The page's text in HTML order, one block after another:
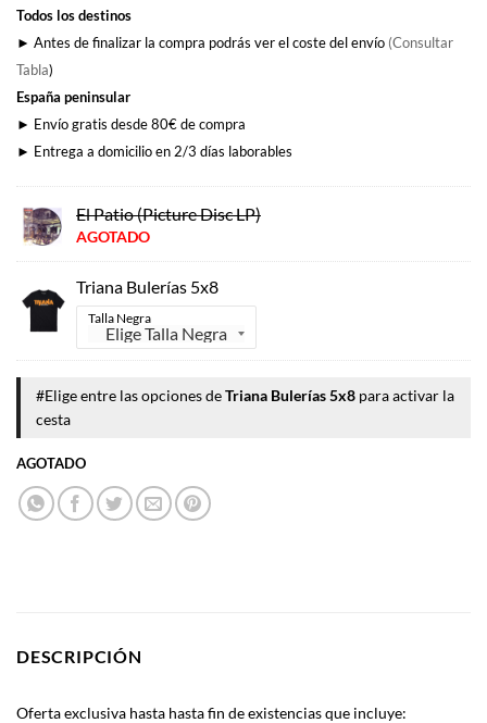
Todos los destinos
► Antes de finalizar la compra podrás ver el coste del envío (Consultar
Tabla)
España peninsular
► Envío gratis desde 80€ de compra
► Entrega a domicilio en 2/3 días laborables
El Patio (Picture Disc LP)
AGOTADO
Triana Bulerías 5x8
Talla Negra
#Elige entre las opciones deTriana Bulerías 5x8 para activar la
cesta
AGOTADO
DESCRIPCIÓN
Oferta exclusiva hasta hasta fin de existencias que incluye: